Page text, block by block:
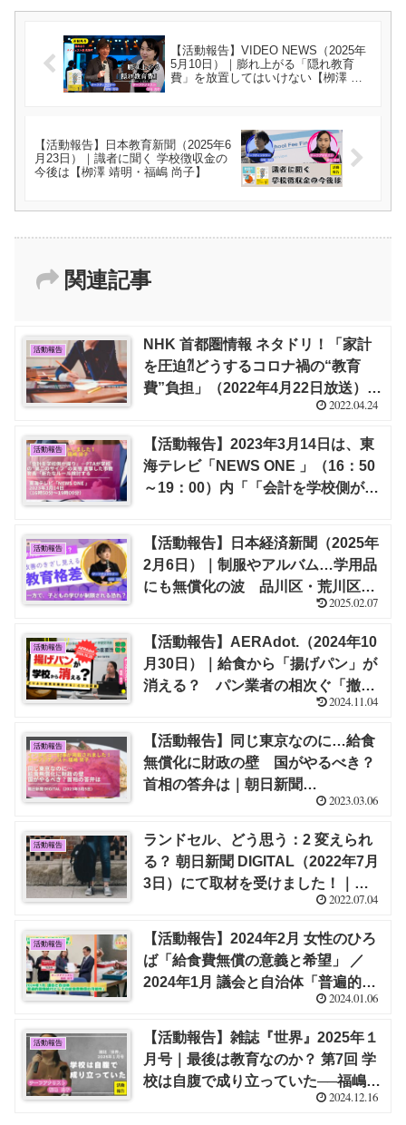
【活動報告】VIDEO NEWS（2025年
5月10日）｜膨れ上がる「隠れ教育
費」を放置してはいけない【栁澤 靖
【活動報告】日本教育新聞（2025年6
月23日）｜識者に聞く 学校徴収金の
今後は【栁澤 靖明・福嶋 尚子】
関連記事
活動報告
NHK 首都圏情報 ネタドリ！「家計
を圧迫⁈どうするコロナ禍の“教育
費”負担」（2022年4月22日放送）に
出演しました！｜栁澤 靖明 2022.04.24
活動報告
【活動報告】2023年3月14日は、東
海テレビ「NEWS ONE 」（16：50
～19：00）内「「会計を学校側が握
なルール検討する」にてコメントし
ました！｜福嶋 尚子
活動報告
【活動報告】日本経済新聞（2025年
2月6日）｜制服やアルバム…学用品
にも無償化の波 品川区・荒川区
2025.02.07
活動報告
【活動報告】AERAdot.（2024年10
月30日）｜給食から「揚げパン」が
消える？ パン業者の相次ぐ「撤
退」の背景に「給食費無償化」と厳
2024.11.04
活動報告
【活動報告】同じ東京なのに…給食
無償化に財政の壁 国がやるべき？
首相の答弁は｜朝日新聞
DIGITAL（2023年3月5日）にインタ
ビュー記事が掲載されました！｜福
嶋 尚子
2023.03.06
活動報告
ランドセル、どう思う：2 変えられ
る？ 朝日新聞 DIGITAL（2022年7月
3日）にて取材を受けました！｜福
2022.07.04
活動報告
【活動報告】2024年2月 女性のひろ
ば「給食費無償の意義と希望」 ／
2024年1月 議会と自治体「普遍的現
物給付としての給食費無償の可能
2024.01.06
活動報告
【活動報告】雑誌『世界』2025年１
月号｜最後は教育なのか？ 第7回 学
校は自腹で成り立っていた──福嶋尚
子さんに聞く 武田砂鉄（ライター）
2024.12.16